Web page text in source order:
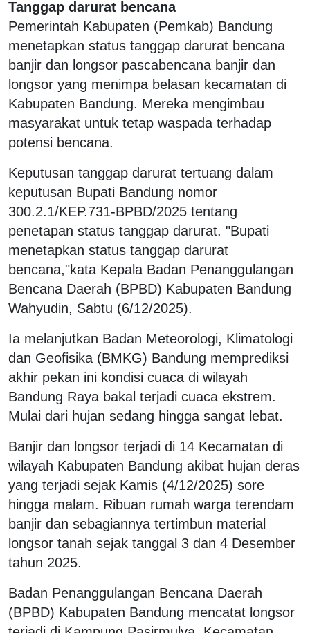
Tanggap darurat bencana
Pemerintah Kabupaten (Pemkab) Bandung
menetapkan status tanggap darurat bencana
banjir dan longsor pascabencana banjir dan
longsor yang menimpa belasan kecamatan di
Kabupaten Bandung. Mereka mengimbau
masyarakat untuk tetap waspada terhadap
potensi bencana.
Keputusan tanggap darurat tertuang dalam
keputusan Bupati Bandung nomor
300.2.1/KEP.731-BPBD/2025 tentang
penetapan status tanggap darurat. "Bupati
menetapkan status tanggap darurat
bencana,"kata Kepala Badan Penanggulangan
Bencana Daerah (BPBD) Kabupaten Bandung
Wahyudin, Sabtu (6/12/2025).
Ia melanjutkan Badan Meteorologi, Klimatologi
dan Geofisika (BMKG) Bandung memprediksi
akhir pekan ini kondisi cuaca di wilayah
Bandung Raya bakal terjadi cuaca ekstrem.
Mulai dari hujan sedang hingga sangat lebat.
Banjir dan longsor terjadi di 14 Kecamatan di
wilayah Kabupaten Bandung akibat hujan deras
yang terjadi sejak Kamis (4/12/2025) sore
hingga malam. Ribuan rumah warga terendam
banjir dan sebagiannya tertimbun material
longsor tanah sejak tanggal 3 dan 4 Desember
tahun 2025.
Badan Penanggulangan Bencana Daerah
(BPBD) Kabupaten Bandung mencatat longsor